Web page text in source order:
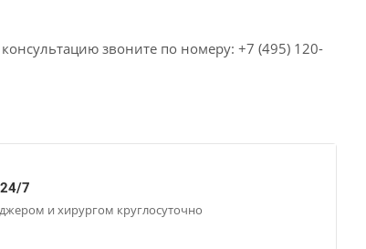
звоните по номеру: +7 (495) 120-
7
и хирургом круглосуточно